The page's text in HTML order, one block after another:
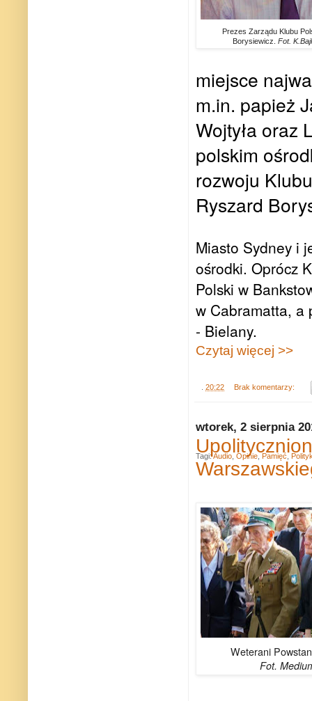
Prezes Zarządu Klubu
Borysiewicz. Fot.
miejsce
m.in. papież
Wojtyła oraz
polskim
rozwoju
Ryszard
Miasto Sydney i
ośrodki. Oprócz
Polski w
w Cabramatta, a
- Bielany.
Czytaj więcej >>
20:22 Brak komentarzy:
wtorek, 2 sierpnia
Weterani
Fot.
Tagi:Audio, Opinie, Pamięć,